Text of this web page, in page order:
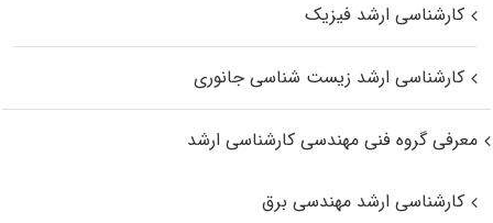
کارشناسی ارشد فیزیک
کارشناسی ارشد زیست‌ شناسی جانوری
معرفی گروه فنی مهندسی کارشناسی ارشد
کارشناسی ارشد مهندسی برق